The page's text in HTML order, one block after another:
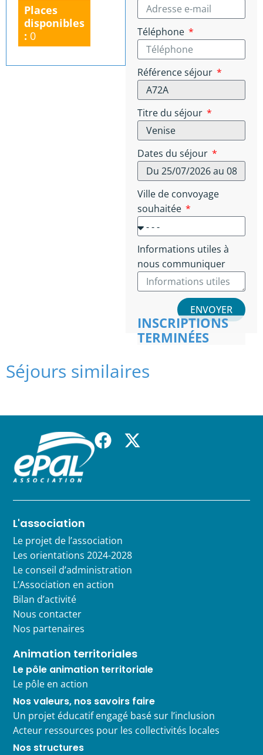
Places
disponibles
: 0 Téléphone
Référence séjour
Titre du séjour
Dates du séjour
Ville de convoyage
souhaitée
Informations utiles à
nous communiquer
ENVOYER
INSCRIPTIONS
TERMINÉES
Séjours similaires
L'association
Le projet de l’association
Les orientations 2024-2028
Le conseil d’administration
L’Association en action
Bilan d’activité
Nous contacter
Nos partenaires
Animation territoriales
Le pôle animation territoriale
Le pôle en action
Nos valeurs, nos savoirs faire
Un projet éducatif engagé basé sur l’inclusion
Acteur ressources pour les collectivités locales
Nos structures